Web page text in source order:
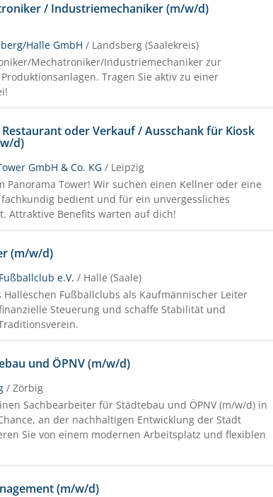
/ Industriemechaniker (m/w/d)
Halle GmbH / Landsberg (Saalekreis)
Mechatroniker/Industriemechaniker zur
Tragen Sie aktiv zu einer
oder Verkauf / Ausschank für Kiosk
d)
GmbH & Co. KG / Leipzig
Panorama Tower! Wir suchen einen Kellner oder eine
bedient und für ein unvergessliches
Attraktive Benefits warten auf dich!
(m/w/d)
e.V. / Halle (Saale)
Halleschen Fußballclubs als Kaufmännischer Leiter
Steuerung und schaffe Stabilität und
und ÖPNV (m/w/d)
/ Zörbig
Sachbearbeiter für Städtebau und ÖPNV (m/w/d) in
an der nachhaltigen Entwicklung der Stadt
Sie von einem modernen Arbeitsplatz und flexiblen
(m/w/d)